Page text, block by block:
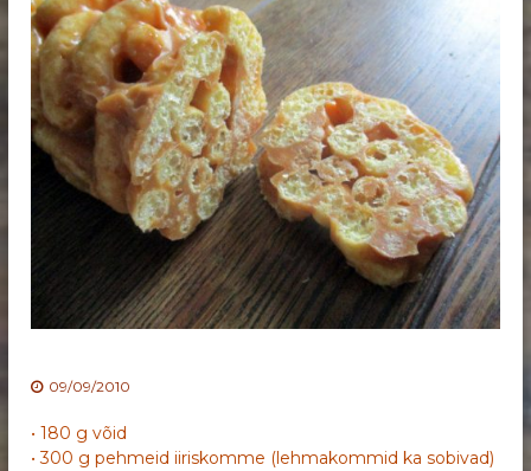
09/09/2010
• 180 g võid
• 300 g pehmeid iiriskomme (lehmakommid ka sobivad)